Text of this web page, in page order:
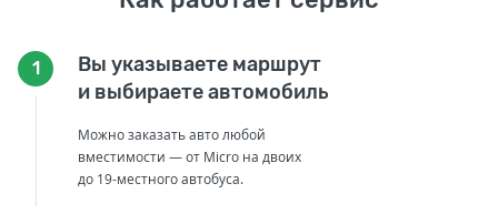
1
Вы указываете маршрут
и выбираете автомобиль
Можно заказать авто любой
вместимости — от Micro на двоих
до 19-местного автобуса.